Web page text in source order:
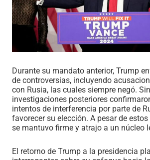
Durante su mandato anterior, Trump
de controversias, incluyendo
con Rusia, las cuales siempre negó.
investigaciones posteriores
intentos de interferencia por parte de
favorecer su elección. A pesar de
se mantuvo firme y atrajo a un núcleo
El retorno de Trump a la presidencia